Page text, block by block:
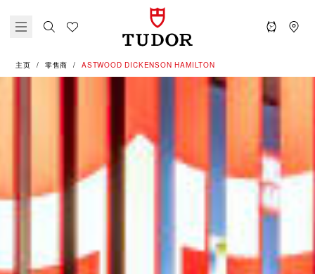
主页 零售商 ‭ASTWOOD DICKENSON HAMILTON‬